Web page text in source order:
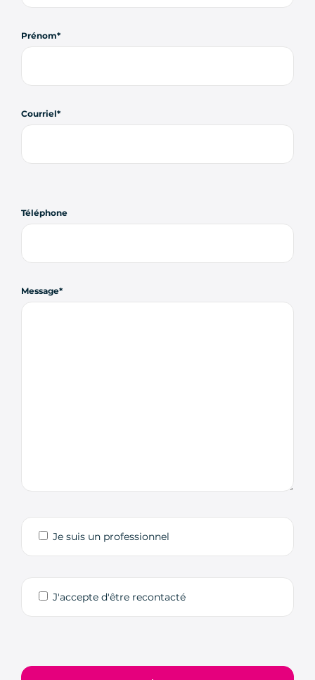
Prénom
Courriel
Téléphone
Message
Je suis un professionnel
J'accepte d'être recontacté